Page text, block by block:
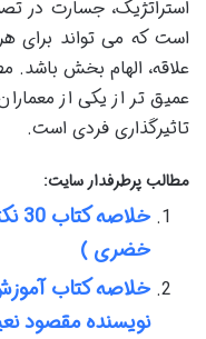
استراتژیک، جسارت در
است که می تواند برای
علاقه، الهام بخش باشد.
عمیق تر از یکی از
تاثیرگذاری فردی است.
مطالب پرطرفدار سایت:
خضری )
نویسنده مقصود